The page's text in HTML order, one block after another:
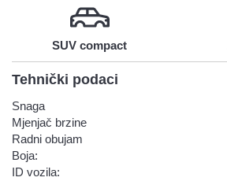
SUV compact
Tehnički podaci
Snaga
Mjenjač brzine
Radni obujam
Boja:
ID vozila: